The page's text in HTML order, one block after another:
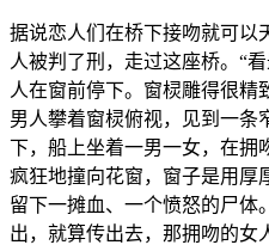
据说恋人们在桥下接吻就可以
人被判了刑，走过这座桥。“
人在窗前停下。窗棂雕得很精
男人攀着窗棂俯视，见到一条
下，船上坐着一男一女，在拥
疯狂地撞向花窗，窗子是用厚
留下一摊血、一个愤怒的尸体
出，就算传出去，那拥吻的女